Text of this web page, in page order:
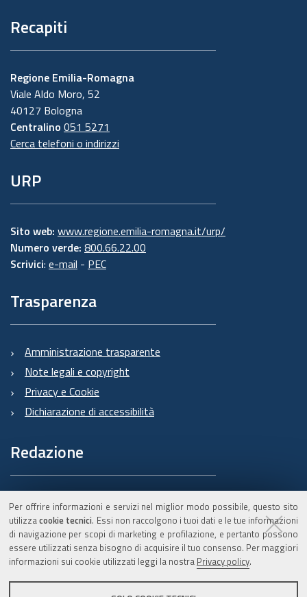
Per offrire informazioni e servizi nel miglior modo possibile, questo sito
utilizzacookie tecnici. Essi non raccolgono i tuoi dati e le tue informazioni
di navigazione per scopi di marketing e profilazione, e pertanto possono
essere utilizzati senza bisogno di acquisire il tuo consenso. Per maggiori
informazioni sui cookie utilizzati leggi la nostra Privacy policy.
Recapiti
Regione Emilia-Romagna
Viale Aldo Moro, 52
40127 Bologna
Centralino 051 5271
Cerca telefoni o indirizzi
URP
Sito web: www.regione.emilia-romagna.it/urp/
Numero verde: 800.66.22.00
Scrivici: e-mail - PEC
Trasparenza
Amministrazione trasparente
Note legali e copyright
Privacy e Cookie
Dichiarazione di accessibilità
Redazione
Informazioni sul Burert
e contatti
C.F. 800.625.903.79